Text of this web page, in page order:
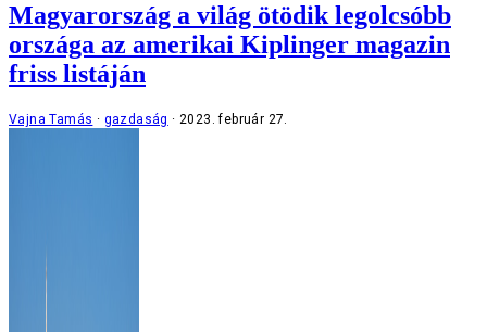
Magyarország a világ ötödik legolcsóbb
országa az amerikai Kiplinger magazin
friss listáján
Vajna Tamás gazdaság 2023. február 27.